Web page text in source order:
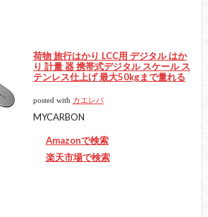
荷物 旅行はかり LCC用 デジタル はか
り 計量 器 携帯式デジタル スケール ス
テンレス仕上げ 最大50kgまで量れる
posted with カエレバ
MYCARBON
Amazonで検索
楽天市場で検索